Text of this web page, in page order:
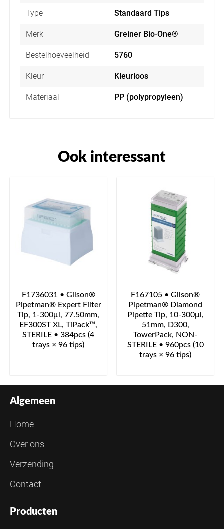
Type Standaard Tips
Merk Greiner Bio-One®
Bestelhoeveelheid 5760
Kleur Kleurloos
Materiaal PP (polypropyleen)
Ook interessant
F1736031 • Gilson®
Pipetman® Expert Filter
Tip, 1-300μl, 77.50mm,
EF300ST XL, TiPack™,
STERILE • 384pcs (4
trays × 96 tips)
F167105 • Gilson®
Pipetman® Diamond
Pipette Tip, 10-300μl,
51mm, D300,
TowerPack, NON-
STERILE • 960pcs (10
trays × 96 tips)
Algemeen
Home
Over ons
Verzending
Contact
Producten